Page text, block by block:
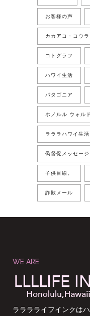
お客様の声
カカアコ・コウラ
コトグラフ
ハワイ生活
パタゴニア
ホノルル ウォル
ラララハワイ生活
偽督促メッセージ
子供目線。
詐欺メール
WE ARE
ラララライフインクは